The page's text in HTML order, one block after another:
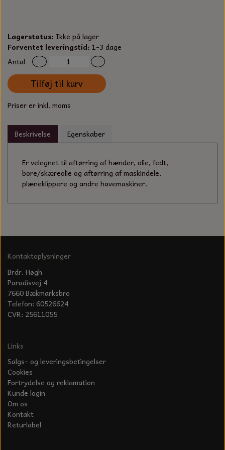
FORANKRING
DYBEL
OLIE TIL SMÅMOTORER & HAVEMASKINER
TÆNDRØR
UNIVERSAL KABLER OG TILBEHØR
UNIVERSAL REMSKIVER OG STYRERULLER
KLINGSPOR
GAVEKORT
STIKSAV KLINGER
KNIVE OG TILBEHØR
ARBEJDSLYS
MEJSLER
Lagerstatus: Ikke på lager
Forventet leveringstid: 1-3 dage
Antal
Tilføj til kurv
Priser er inkl. moms
Beskrivelse Egenskaber
Er velegnet til aftørring af hænder, olie, fedt,
bore/skæreolie og aftørring af maskindele,
plæneklippere og andre havemaskiner.
Kontaktoplysninger
Brdr. Høgh
Paradisvej 4
7660 Bækmarksbro
Telefon: 60526624
CVR: 25611055
Links
Salgs- og leveringsbetingelser
Cookies
Fortrydelse og reklamation
Kunde login
Om os
Kontakt
Returlabel